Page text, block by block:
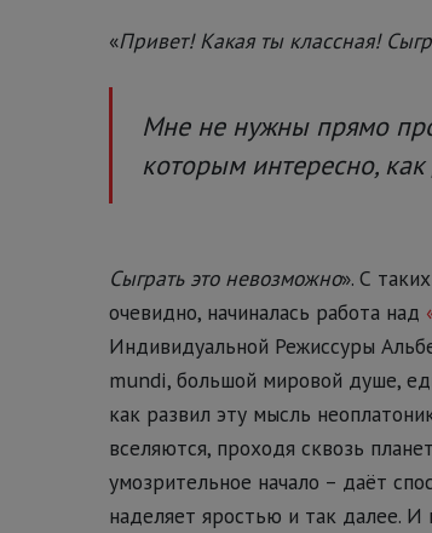
«Привет! Какая ты классная!
Мне не нужны прямо
которым интересно,
Сыграть это невозможно». С
очевидно, начиналась работа над
Индивидуальной Режиссуры
mundi, большой мировой душе,
как развил эту мысль
вселяются, проходя сквозь
умозрительное начало – даёт
наделяет яростью и так далее.